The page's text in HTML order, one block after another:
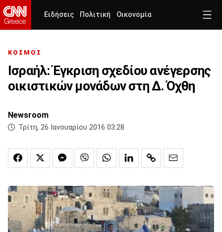
Ειδήσεις Πολιτική Οικονομία
ΚΟΣΜΟΣ
Ισραήλ: Έγκριση σχεδίου ανέγερσης
οικιστικών μονάδων στη Δ. Όχθη
Newsroom
Τρίτη, 26 Ιανουαρίου 2016 03:28